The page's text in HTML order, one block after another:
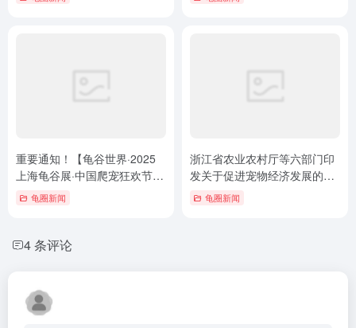
保利世贸博览馆）
重要通知！【龟谷世界·2025
上海龟谷展·中国爬宠狂欢节】
搬入新展馆啦！买票方式！8
龟圈新闻
浙江省农业农村厅等六部门印
发关于促进宠物经济发展的意
见的通知
龟圈新闻
4 条评论